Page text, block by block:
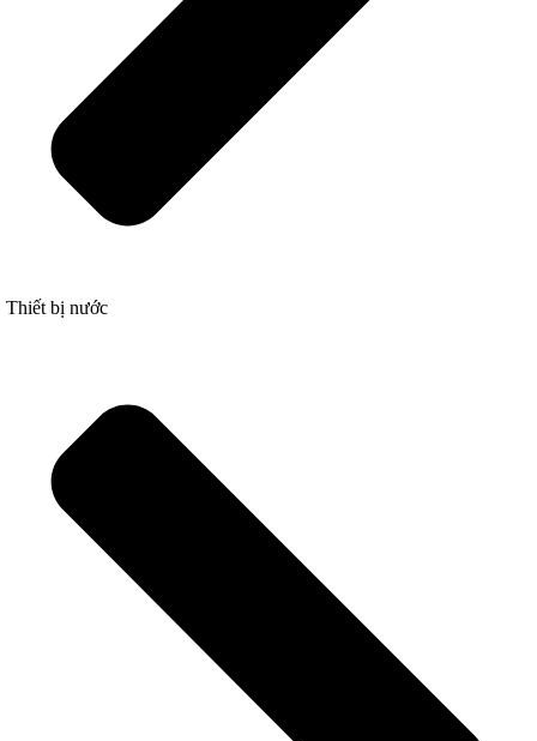
Thiết bị nước